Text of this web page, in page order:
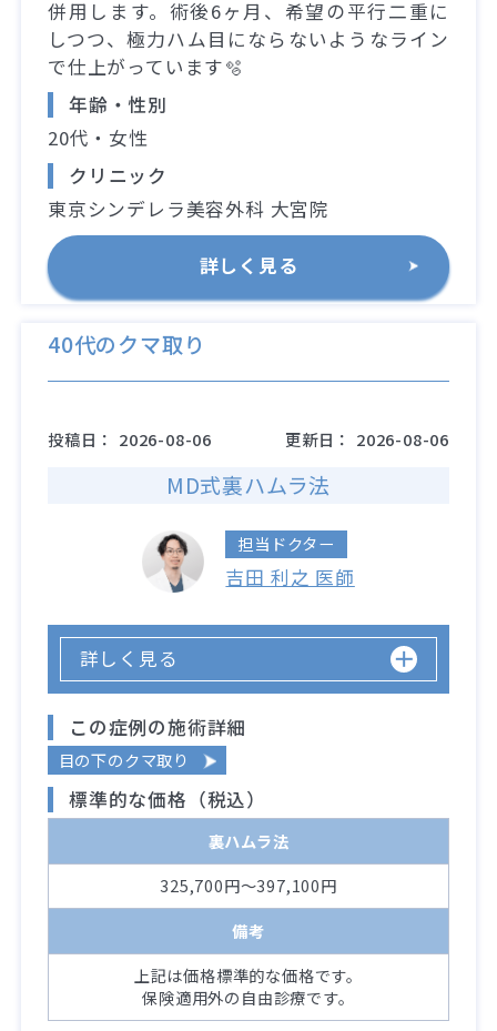
併用します。術後6ヶ月、希望の平行二重に
しつつ、極力ハム目にならないようなライン
で仕上がっています🫧
年齢・性別
20代・女性
クリニック
東京シンデレラ美容外科 大宮院
詳しく見る
40代のクマ取り
投稿日： 2026-08-06 更新日： 2026-08-06
MD式裏ハムラ法
担当ドクター
吉田 利之 医師
詳しく見る
この症例の施術詳細
目の下のクマ取り
標準的な価格（税込）
裏ハムラ法
325,700円～397,100円
備考
上記は価格標準的な価格です。
保険適用外の自由診療です。